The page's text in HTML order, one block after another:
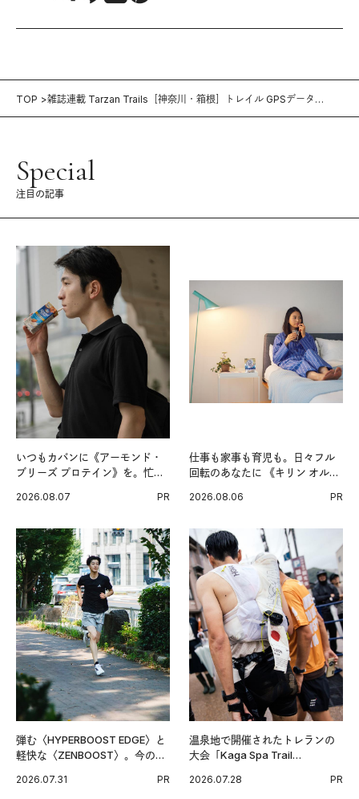
TOP
雑誌連載 Tarzan Trails［神奈川・箱根］トレイル GPSデータ
Special
注目の記事
いつもカバンに《アーモンド・
ブリーズ プロテイン》を。忙し
グ習慣。
2026.08.07 PR
仕事も家事も育児も。日々フル
回転のあなたに 《キリン オルニ
2026.08.06 PR
弾む〈HYPERBOOST EDGE〉と
軽快な〈ZENBOOST〉。今の時
出した新機軸。
2026.07.31 PR
温泉地で開催されたトレランの
大会「Kaga Spa Trail
戦を夢見るランナーたちの奮闘
2026.07.28 PR